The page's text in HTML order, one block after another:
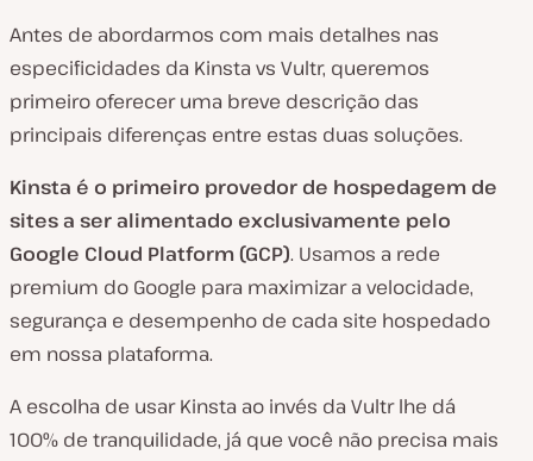
Antes de abordarmos com mais detalhes nas
especificidades da Kinsta vs Vultr, queremos
primeiro oferecer uma breve descrição das
principais diferenças entre estas duas soluções.
Kinsta é o primeiro provedor de hospedagem de
sites a ser alimentado exclusivamente pelo
Google Cloud Platform (GCP). Usamos a rede
premium do Google para maximizar a velocidade,
segurança e desempenho de cada site hospedado
em nossa plataforma.
A escolha de usar Kinsta ao invés da Vultr lhe dá
100% de tranquilidade, já que você não precisa mais